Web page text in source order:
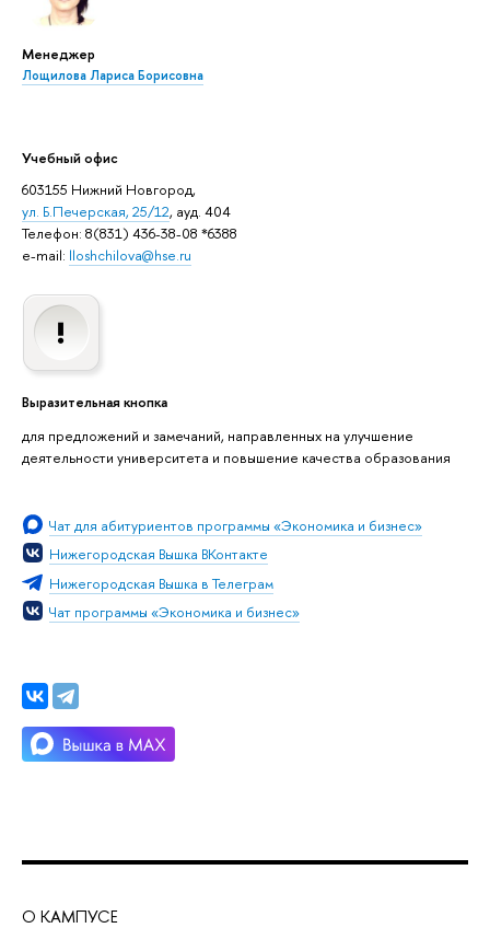
Менеджер
Лощилова Лариса Борисовна
Учебный офис
603155 Нижний Новгород,
ул. Б.Печерская, 25/12, ауд. 404
Телефон: 8(831) 436-38-08 *6388
e-mail: lloshchilova@hse.ru
Выразительная кнопка
для предложений и замечаний, направленных на улучшение
деятельности университета и повышение качества образования
Чат для абитуриентов программы «Экономика и бизнес»
Нижегородская Вышка ВКонтакте
Нижегородская Вышка в Телеграм
Чат программы «Экономика и бизнес»
О КАМПУСЕ